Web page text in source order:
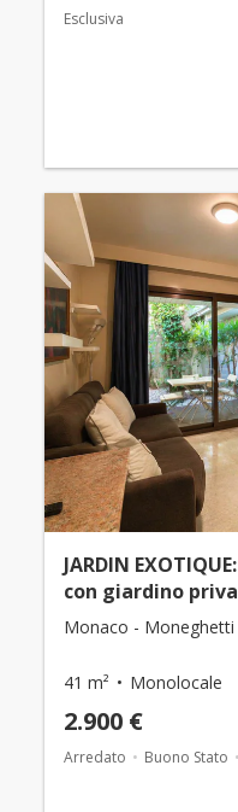
Esclusiva
JARDIN
con giardino
Monaco - Moneghetti
41 m² Monolocale
2.900 €
Arredato Buono Stato